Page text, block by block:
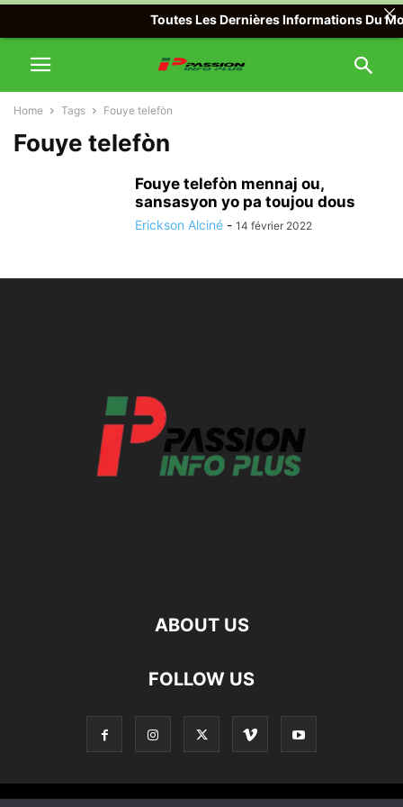
Home Tags Fouye telefòn
Fouye telefòn
Fouye telefòn mennaj ou,
sansasyon yo pa toujou dous
Erickson Alciné - 14 février 2022
ABOUT US
FOLLOW US
Toutes Les Dernières Informations Du